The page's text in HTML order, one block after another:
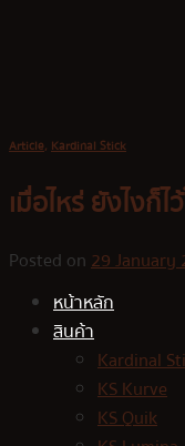
หน้าหลัก
สินค้า
Kardinal
KS Kurve
KS Quik
Article, Kardinal Stick
เมื่อไหร่ ยังไงก็
Posted on29 January